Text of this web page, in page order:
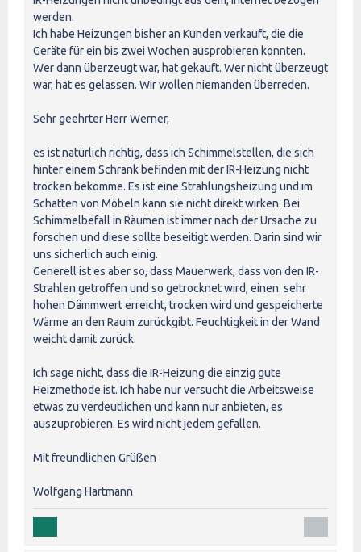
werden.
Ich habe Heizungen bisher an Kunden verkauft, die die
Geräte für ein bis zwei Wochen ausprobieren konnten.
Wer dann überzeugt war, hat gekauft. Wer nicht überzeugt
war, hat es gelassen. Wir wollen niemanden überreden.
Sehr geehrter Herr Werner,
es ist natürlich richtig, dass ich Schimmelstellen, die sich
hinter einem Schrank befinden mit der IR-Heizung nicht
trocken bekomme. Es ist eine Strahlungsheizung und im
Schatten von Möbeln kann sie nicht direkt wirken. Bei
Schimmelbefall in Räumen ist immer nach der Ursache zu
forschen und diese sollte beseitigt werden. Darin sind wir
uns sicherlich auch einig.
Generell ist es aber so, dass Mauerwerk, dass von den IR-
Strahlen getroffen und so getrocknet wird, einen sehr
hohen Dämmwert erreicht, trocken wird und gespeicherte
Wärme an den Raum zurückgibt. Feuchtigkeit in der Wand
weicht damit zurück.
Ich sage nicht, dass die IR-Heizung die einzig gute
Heizmethode ist. Ich habe nur versucht die Arbeitsweise
etwas zu verdeutlichen und kann nur anbieten, es
auszuprobieren. Es wird nicht jedem gefallen.
Mit freundlichen Grüßen
Wolfgang Hartmann